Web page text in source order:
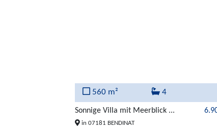
560 m² 4
Sonnige Villa mit Meerblick ...
in 07181 BENDINAT